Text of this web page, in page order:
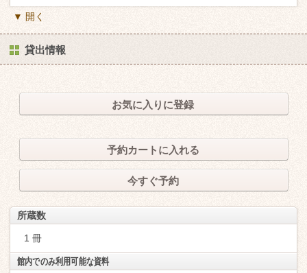
▼ 開く
貸出情報
お気に入りに登録
予約カートに入れる
今すぐ予約
所蔵数
1 冊
館内でのみ利用可能な資料